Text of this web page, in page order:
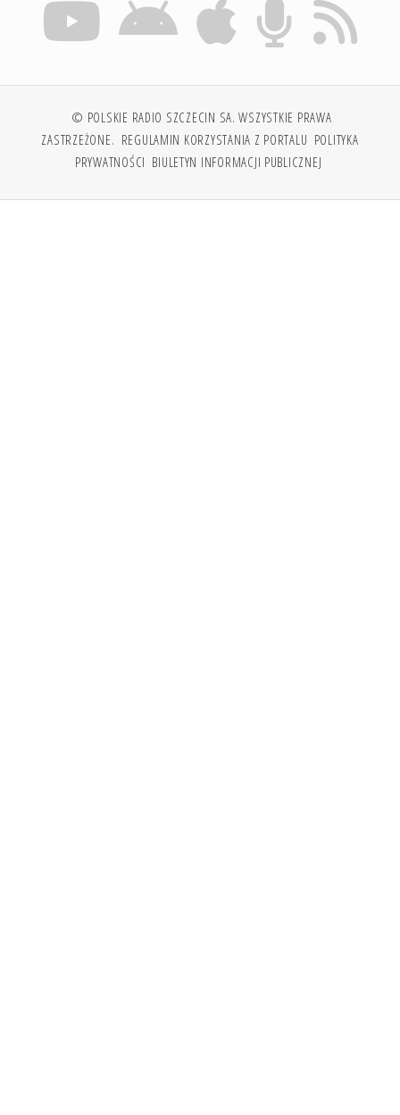
© POLSKIE RADIO SZCZECIN SA. WSZYSTKIE PRAWA
ZASTRZEŻONE. REGULAMIN KORZYSTANIA Z PORTALU POLITYKA
PRYWATNOŚCI BIULETYN INFORMACJI PUBLICZNEJ